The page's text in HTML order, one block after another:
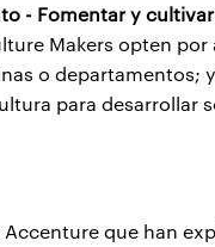
- Fomentar y
Makers opten
o departamentos;
para desarrollar
que han